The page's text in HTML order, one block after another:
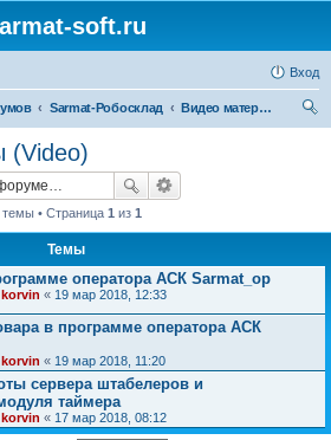
soft.ru
Вход
Sarmat-Робосклад
Видео материалы (Video)
(Video)
темы • Страница 1 из 1
Темы
оператора АСК Sarmat_op
korvin « 19 мар 2018, 12:33
в программе оператора АСК
korvin « 19 мар 2018, 11:20
сервера штабелеров и
таймера
korvin « 17 мар 2018, 08:12